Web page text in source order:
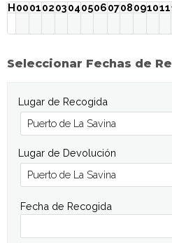
H000102030405060708091011
Seleccionar Fechas de
Lugar de Recogida
Lugar de Devolución
Fecha de Recogida